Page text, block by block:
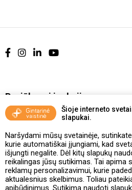
Šioje interneto
slapukai.
Naršydami mūsų svetainėje,
kurie automatiškai įjungiami, kad
išjungti negalite. Dėl kitų slapukų
reikalingas jūsų sutikimas. Tai apima
reklamų personalizavimui, kurie
aktualesnius skelbimus. Toliau
apibūdinimus. Sutikimą naudoti
Pasiūlymai ir akcijos
Vakcinavimo tvarka ir taisyklės
Kontaktai ir Karjera
Taisyklės ir politika